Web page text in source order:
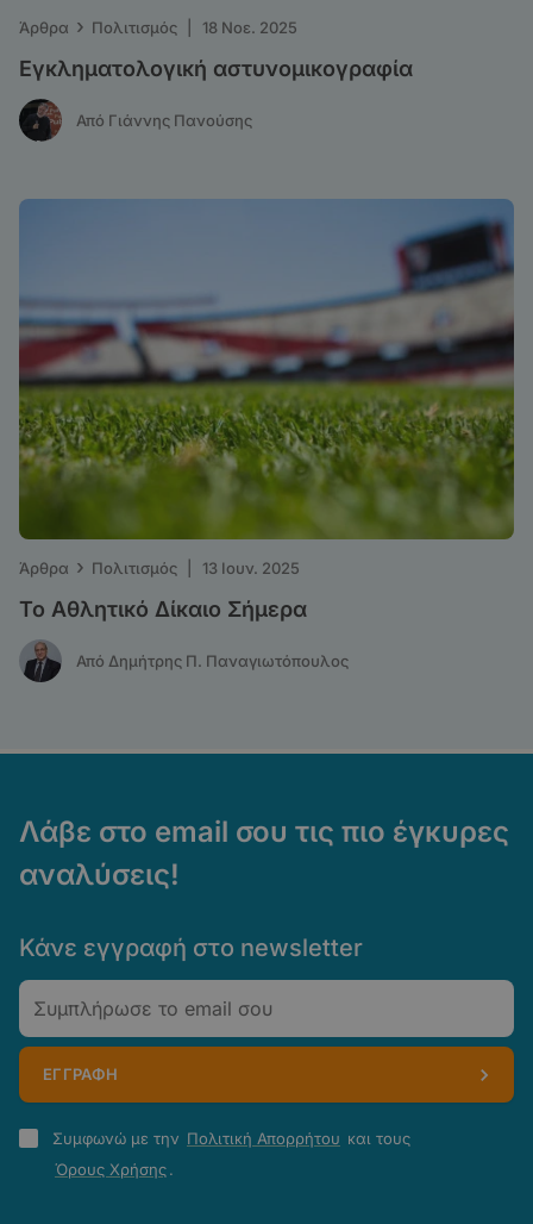
Άρθρα › Πολιτισμός 18 Νοε. 2025
Εγκληματολογική αστυνομικογραφία
Από Γιάννης Πανούσης
Άρθρα › Πολιτισμός 13 Ιουν. 2025
Το Αθλητικό Δίκαιο Σήμερα
Από Δημήτρης Π. Παναγιωτόπουλος
Λάβε στο email σου τις πιο έγκυρες
αναλύσεις!
Κάνε εγγραφή στο newsletter
Email
ΕΓΓΡΑΦΗ
Πολιτική
Απορρήτου
Συμφωνώ με την Πολιτική Απορρήτου και τους
Όρους Χρήσης.